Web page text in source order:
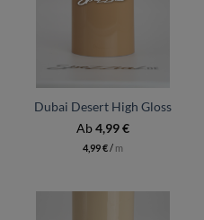
Dubai Desert High Gloss
Ab4,99€
4,99€ / m